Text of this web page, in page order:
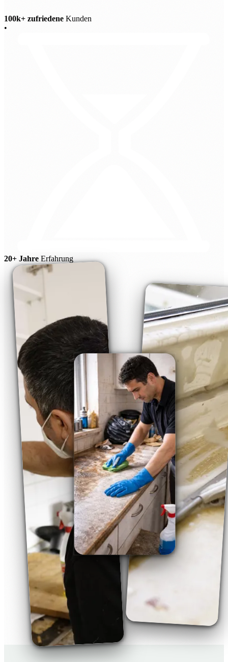
100k+ zufriedene Kunden
•
20+ Jahre Erfahrung